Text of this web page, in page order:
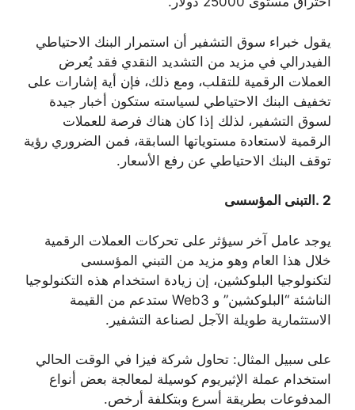
يقول خبراء سوق التشفير أن استمرار البنك الاحتياطي
الفيدرالي في مزيد من التشديد النقدي فقد يُعرض
العملات الرقمية للتقلب، ومع ذلك، فإن أية إشارات على
تخفيف البنك الاحتياطي لسياسته ستكون أخبار جيدة
لسوق التشفير، لذلك إذا كان هناك فرصة للعملات
الرقمية لاستعادة مستوياتها السابقة، فمن الضروري رؤية
توقف البنك الاحتياطي عن رفع الأسعار.
2 .التبنى المؤسسى
يوجد عامل آخر سيؤثر على تحركات العملات الرقمية
خلال هذا العام وهو مزيد من التبني المؤسسى
لتكنولوجيا البلوكشين، إن زيادة استخدام هذه التكنولوجيا
الناشئة “البلوكشين” و Web3 ستدعم من القيمة
الاستثمارية طويلة الآجل لصناعة التشفير.
على سبيل المثال: تحاول شركة فيزا في الوقت الحالي
استخدام عملة الإثيريوم كوسيلة لمعالجة بعض أنواع
المدفوعات بطريقة أسرع وبتكلفة أرخص.